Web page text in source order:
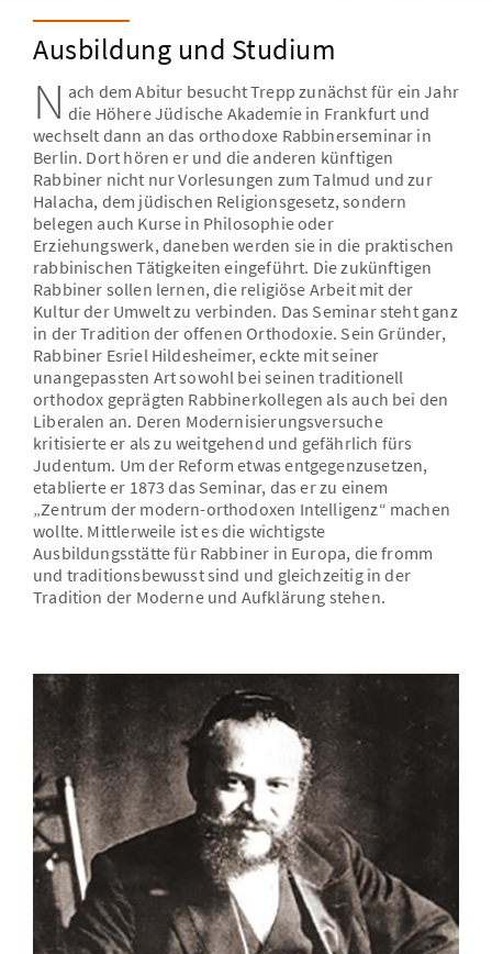
In einer fremden Welt
Zurück in die gestohlene Heimat
Lebenslanger Dialog
Zentrale Themen und Gedanken
Ausgewählte Essays
O-Töne - Leo Trepp erinnert sich
Unsere Aufgabe
Unser Namensgeber
Unsere praktische Arbeit
Die Stiftungsgremien und ihre Mitglieder
Kooperationspartner
Jüdische Vielfalt
Ausbildung und Studium
N ach dem Abitur besucht Trepp zunächst für ein Jahr
die Höhere Jüdische Akademie in Frankfurt und
wechselt dann an das orthodoxe Rabbinerseminar in
Berlin. Dort hören er und die anderen künftigen
Rabbiner nicht nur Vorlesungen zum Talmud und zur
Halacha, dem jüdischen Religionsgesetz, sondern
belegen auch Kurse in Philosophie oder
Erziehungswerk, daneben werden sie in die praktischen
rabbinischen Tätigkeiten eingeführt. Die zukünftigen
Rabbiner sollen lernen, die religiöse Arbeit mit der
Kultur der Umwelt zu verbinden. Das Seminar steht ganz
in der Tradition der offenen Orthodoxie. Sein Gründer,
Rabbiner Esriel Hildesheimer, eckte mit seiner
unangepassten Art sowohl bei seinen traditionell
orthodox geprägten Rabbinerkollegen als auch bei den
Liberalen an. Deren Modernisierungsversuche
kritisierte er als zu weitgehend und gefährlich fürs
Judentum. Um der Reform etwas entgegenzusetzen,
etablierte er 1873 das Seminar, das er zu einem
„Zentrum der modern-orthodoxen Intelligenz“ machen
wollte. Mittlerweile ist es die wichtigste
Ausbildungsstätte für Rabbiner in Europa, die fromm
und traditionsbewusst sind und gleichzeitig in der
Tradition der Moderne und Aufklärung stehen.